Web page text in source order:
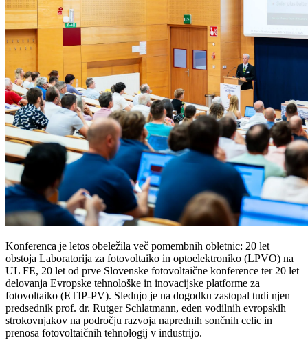
Konferenca je letos obeležila več pomembnih obletnic: 20 let
obstoja Laboratorija za fotovoltaiko in optoelektroniko (LPVO) na
UL FE, 20 let od prve Slovenske fotovoltaične konference ter 20 let
delovanja Evropske tehnološke in inovacijske platforme za
fotovoltaiko (ETIP-PV). Slednjo je na dogodku zastopal tudi njen
predsednik prof. dr. Rutger Schlatmann, eden vodilnih evropskih
strokovnjakov na področju razvoja naprednih sončnih celic in
prenosa fotovoltaičnih tehnologij v industrijo.